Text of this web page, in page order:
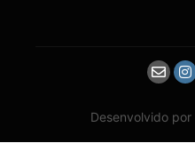
Desenvolvido por